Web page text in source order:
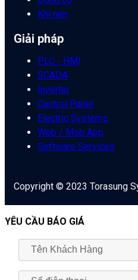
Khí nén
Giải pháp
PLC - HMI
SCADA
Inverter
Control Panel
Electric Systems
Web / Mob App
Software Services
Copyright © 2023 Torasung
YÊU CẦU BÁO GIÁ